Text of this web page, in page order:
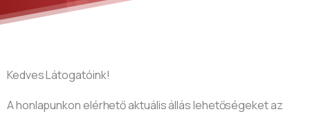
Kedves Látogatóink!
A honlapunkon elérhető aktuális állás lehetőségeket az